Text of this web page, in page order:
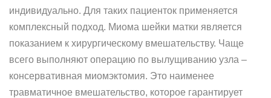
индивидуально. Для таких пациенток применяется
комплексный подход. Миома шейки матки является
показанием к хирургическому вмешательству. Чаще
всего выполняют операцию по вылущиванию узла –
консервативная миомэктомия. Это наименее
травматичное вмешательство, которое гарантирует